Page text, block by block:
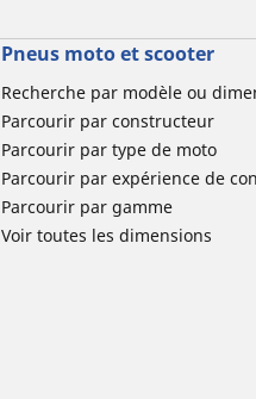
Pneus moto et scooter
Recherche par modèle ou
Parcourir par constructeur
Parcourir par type de moto
Parcourir par expérience de
Parcourir par gamme
Voir toutes les dimensions